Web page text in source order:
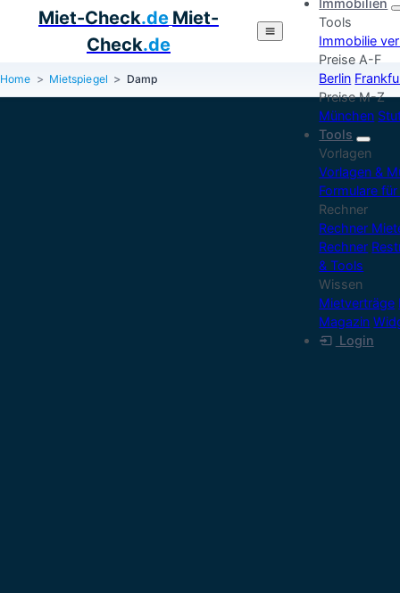
Miet-Check.de Miet-
Check.de
Immobilien
Tools
Immobilie
Preise A-F
Berlin
Preise M-Z
München
Tools
Vorlagen
Vorlagen &
Formulare
Rechner
Rechner
Rechner
& Tools
Wissen
Mietverträge
Magazin
Login
Home Mietspiegel Damp